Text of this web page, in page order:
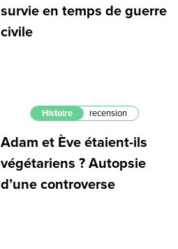
survie en temps de guerre
civile
Histoire recension
Adam et Ève étaient-ils
végétariens ? Autopsie
d’une controverse